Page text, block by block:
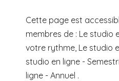
Cette page est
membres de : Le studio
votre rythme, Le studio
studio en ligne -
ligne - Annuel .